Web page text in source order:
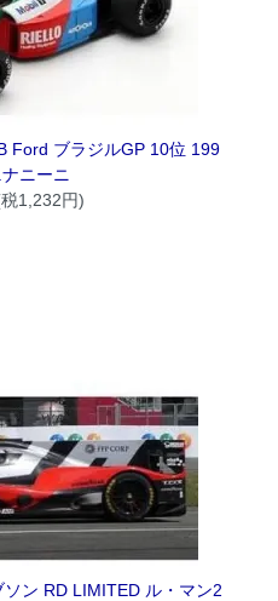
Ford ブラジルGP 10位 199
ニーニ
1,232円)
ン RD LIMITED ル・マン2